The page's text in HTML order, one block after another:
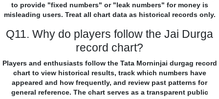
to provide "fixed numbers" or "leak numbers" for money is
misleading users. Treat all chart data as historical records only.
Q11. Why do players follow the Jai Durga
record chart?
Players and enthusiasts follow the Tata Morninjai durgag record
chart to view historical results, track which numbers have
appeared and how frequently, and review past patterns for
general reference. The chart serves as a transparent public